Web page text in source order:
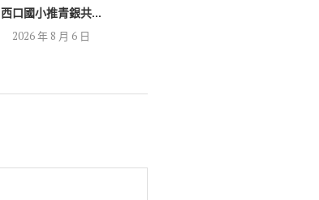
西口國小推青銀共...
2026 年 8 月 6 日